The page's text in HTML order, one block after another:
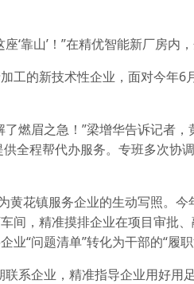
‘靠山’！”在精优智能新厂房内
工的新技术性企业，面对今年
燃眉之急！”梁增华告诉记者
全程帮代办服务。专班多次协
黄花镇服务企业的生动写照。
间，精准摸排企业在项目审批
“问题清单”转化为干部的“履职
系企业，精准指导企业用好用